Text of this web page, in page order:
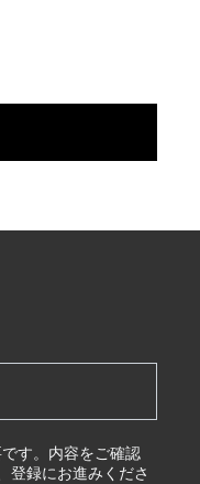
す。内容をご確認
登録にお進みくださ